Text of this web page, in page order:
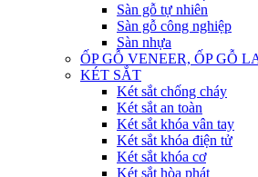
Sàn gỗ tự nhiên
Sàn gỗ công nghiệp
Sàn nhựa
ỐP GỖ VENEER, ỐP GỖ
KÉT SẮT
Két sắt chống cháy
Két sắt an toàn
Két sắt khóa vân tay
Két sắt khóa điện tử
Két sắt khóa cơ
Két sắt hòa phát